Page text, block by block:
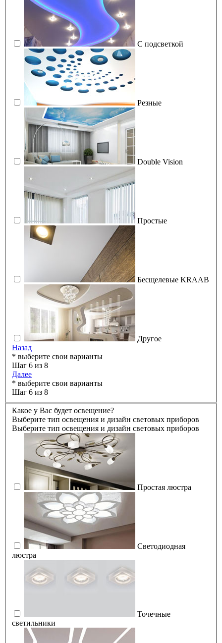
С подсветкой
Резные
Double Vision
Простые
Бесщелевые KRAAB
Другое
Назад
* выберите свои варианты
Шаг 6 из 8
Далее
* выберите свои варианты
Шаг 6 из 8
Какое у Вас будет освещение?
Выберите тип освещения и дизайн световых приборов
Выберите тип освещения и дизайн световых приборов
Простая люстра
Светодиодная
люстра
Точечные
светильники